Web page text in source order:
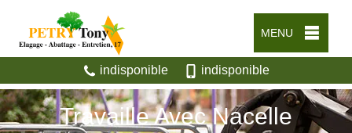
MENU
indisponible indisponible
Travaille Avec Nacelle